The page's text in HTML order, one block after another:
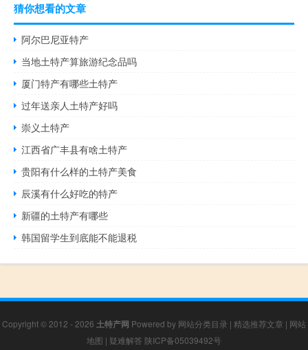
猜你想看的文章
阿尔巴尼亚特产
当地土特产算旅游纪念品吗
厦门特产有哪些土特产
过年送亲人土特产好吗
崇义土特产
江西省广丰县有啥土特产
贵阳有什么样的土特产美食
辰溪有什么好吃的特产
新疆的土特产有哪些
韩国留学生到底能不能退税
Copyright © 2012 - 2026 土特产网 Powered by 网站分类目录 | 精选推荐文章 | 网站
地图 | 疑难解答 陕ICP备05039492号